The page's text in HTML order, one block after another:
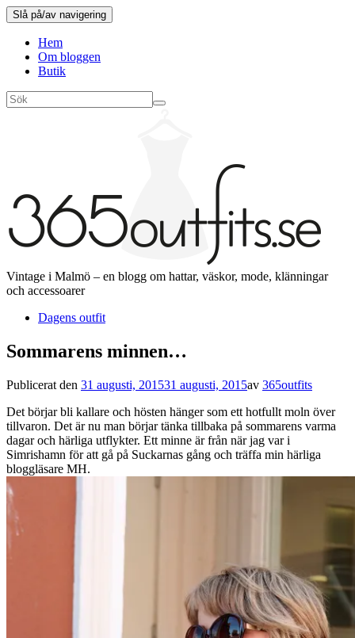
Slå på/av navigering
Hem
Om bloggen
Butik
Vintage i Malmö – en blogg om hattar, väskor, mode, klänningar
och accessoarer
Dagens outfit
Sommarens minnen…
Publicerat den 31 augusti, 201531 augusti, 2015av 365outfits
Det börjar bli kallare och hösten hänger som ett hotfullt moln över
tillvaron. Det är nu man börjar tänka tillbaka på sommarens varma
dagar och härliga utflykter. Ett minne är från när jag var i
Simrishamn för att gå på Suckarnas gång och träffa min härliga
bloggläsare MH.